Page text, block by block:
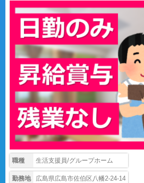
職種 生活支援員/グループホーム
勤務地 広島県広島市佐伯区八幡2-24-14